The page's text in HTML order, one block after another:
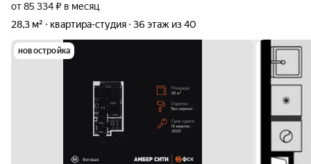
от 85 334 ₽ в месяц
28,3 м²
квартира-студия 36 этаж из 40
новостройка